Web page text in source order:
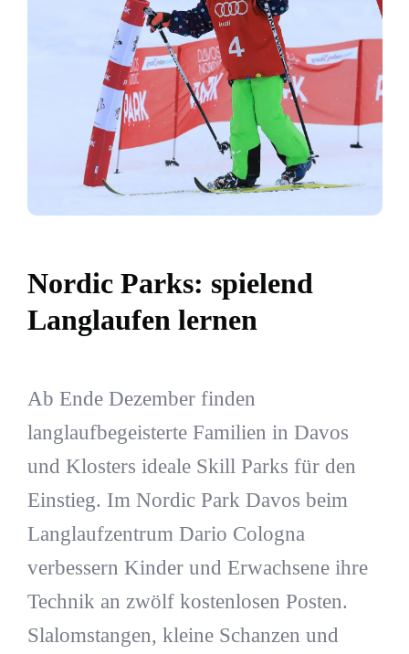
Nordic Parks: spielend
Langlaufen lernen
Ab Ende Dezember finden
langlaufbegeisterte Familien in Davos
und Klosters ideale Skill Parks für den
Einstieg. Im Nordic Park Davos beim
Langlaufzentrum Dario Cologna
verbessern Kinder und Erwachsene ihre
Technik an zwölf kostenlosen Posten.
Slalomstangen, kleine Schanzen und